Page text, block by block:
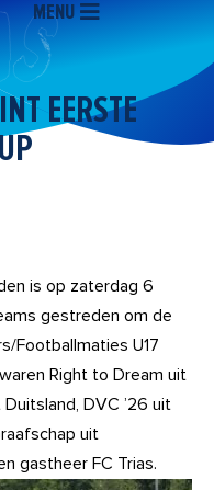
MENU
EERSTE
is op zaterdag 6
gestreden om de
Footballmaties U17
Right to Dream uit
Duitsland, DVC ’26 uit
uit
gastheer FC Trias.